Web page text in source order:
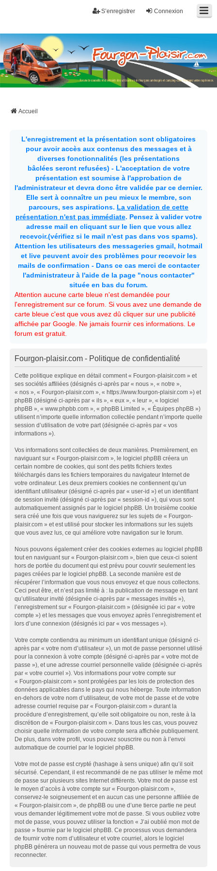
Connexion
S’enregistrer
Fourgon-plaisir.com
Forum de conseils et d'entraide des utilisateurs de fourgons, fourgons
aménagés, vans et de camping-car. Partagez votre expérience.
Accueil
L'enregistrement et la présentation sont obligatoires
pour avoir accès aux contenus des messages et à
diverses fonctionnalités (les présentations
bâclées seront refusées) - L'acceptation de votre
présentation est soumise à l'approbation de
l'administrateur et devra donc être validée par ce dernier.
Elle sert à connaître un peu mieux le membre, son
parcours, ses aspirations. La validation de cette
présentation n'est pas immédiate. Pensez à valider votre
adresse mail en cliquant sur le lien que vous allez
recevoir.(vérifiez si le mail n'est pas dans vos spams).
Attention les utilisateurs des messageries gmail, hotmail
et live peuvent avoir des problèmes pour recevoir les
mails de confirmation - Dans ce cas merci de contacter
l'administrateur à l'aide de la page "nous contacter"
située en bas du forum.
Attention aucune carte bleue n'est demandée pour
l'enregistrement sur ce forum. Si vous avez une demande de
carte bleue c'est que vous avez dû cliquer sur une publicité
affichée par Google. Ne jamais fournir ces informations. Le
forum est gratuit.
Fourgon-plaisir.com - Politique de confidentialité
Cette politique explique en détail comment « Fourgon-plaisir.com » et
ses sociétés affiliées (désignés ci-après par « nous », « notre »,
« nos », « Fourgon-plaisir.com », « https://www.fourgon-plaisir.com ») et
phpBB (désigné ci-après par « ils », « eux », « leur », « logiciel
phpBB », « www.phpbb.com », « phpBB Limited », « Équipes phpBB »)
utilisent n’importe quelle information collectée pendant n’importe quelle
session d’utilisation de votre part (désignée ci-après par « vos
informations »).
Vos informations sont collectées de deux manières. Premièrement, en
naviguant sur « Fourgon-plaisir.com », le logiciel phpBB créera un
certain nombre de cookies, qui sont des petits fichiers textes
téléchargés dans les fichiers temporaires du navigateur Internet de
votre ordinateur. Les deux premiers cookies ne contiennent qu’un
identifiant utilisateur (désigné ci-après par « user-id ») et un identifiant
de session invité (désigné ci-après par « session-id »), qui vous sont
automatiquement assignés par le logiciel phpBB. Un troisième cookie
sera créé une fois que vous naviguerez sur les sujets de « Fourgon-
plaisir.com » et est utilisé pour stocker les informations sur les sujets
que vous avez lus, ce qui améliore votre navigation sur le forum.
Nous pouvons également créer des cookies externes au logiciel phpBB
tout en naviguant sur « Fourgon-plaisir.com », bien que ceux-ci soient
hors de portée du document qui est prévu pour couvrir seulement les
pages créées par le logiciel phpBB. La seconde manière est de
récupérer l’information que vous nous envoyez et que nous collectons.
Ceci peut être, et n’est pas limité à : la publication de message en tant
qu’utilisateur invité (désignée ci-après par « messages invités »),
l’enregistrement sur « Fourgon-plaisir.com » (désignée ici par « votre
compte ») et les messages que vous envoyez après l’enregistrement et
lors d’une connexion (désignés ici par « vos messages »).
Votre compte contiendra au minimum un identifiant unique (désigné ci-
après par « votre nom d’utilisateur »), un mot de passe personnel utilisé
pour la connexion à votre compte (désigné ci-après par « votre mot de
passe »), et une adresse courriel personnelle valide (désignée ci-après
par « votre courriel »). Vos informations pour votre compte sur
« Fourgon-plaisir.com » sont protégées par les lois de protection des
données applicables dans le pays qui nous héberge. Toute information
en-dehors de votre nom d’utilisateur, de votre mot de passe et de votre
adresse courriel requise par « Fourgon-plaisir.com » durant la
procédure d’enregistrement, qu’elle soit obligatoire ou non, reste à la
discrétion de « Fourgon-plaisir.com ». Dans tous les cas, vous pouvez
choisir quelle information de votre compte sera affichée publiquement.
De plus, dans votre profil, vous pouvez souscrire ou non à l’envoi
automatique de courriel par le logiciel phpBB.
Votre mot de passe est crypté (hashage à sens unique) afin qu’il soit
sécurisé. Cependant, il est recommandé de ne pas utiliser le même mot
de passe sur plusieurs sites Internet différents. Votre mot de passe est
le moyen d’accès à votre compte sur « Fourgon-plaisir.com »,
conservez-le soigneusement et en aucun cas une personne affiliée de
« Fourgon-plaisir.com », de phpBB ou une d’une tierce partie ne peut
vous demander légitimement votre mot de passe. Si vous oubliez votre
mot de passe, vous pouvez utiliser la fonction « J’ai oublié mon mot de
passe » fournie par le logiciel phpBB. Ce processus vous demandera
de fournir votre nom d’utilisateur et votre courriel, alors le logiciel
phpBB générera un nouveau mot de passe qui vous permettra de vous
reconnecter.